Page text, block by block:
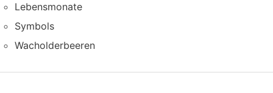
Lebensmonate
Symbols
Wacholderbeeren